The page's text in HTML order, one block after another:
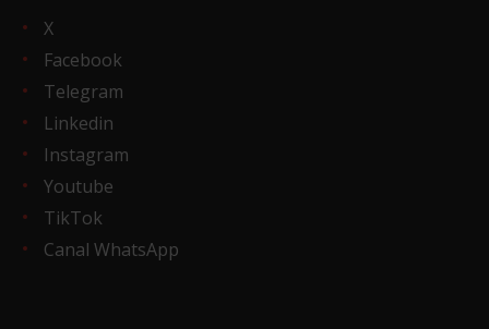
X
Facebook
Telegram
Linkedin
Instagram
Youtube
TikTok
Canal WhatsApp